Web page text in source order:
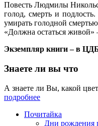
Повесть Людмилы
голод, смерть и
умирать голодной
«Должна остаться живой»
Экземпляр книги – в
Знаете ли вы что
А знаете ли Вы, какой
подробнее
Почитайка
Дни рождения